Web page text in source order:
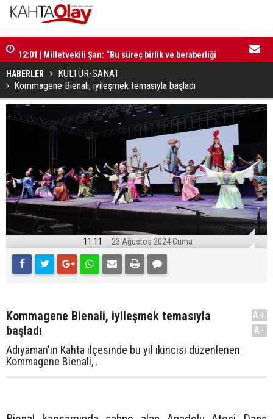
12:01 | Milletvekili Şan: “Bu süreç birlik ve beraberliği
güçlendirecektir”
11:59 |
HABERLER
KÜLTÜR-SANAT
Kommagene Bienali, iyileşmek temasıyla başladı
11:11 23 Ağustos 2024 Cuma
Kommagene Bienali, iyileşmek temasıyla
başladı
Adıyaman'ın Kahta ilçesinde bu yıl ikincisi düzenlenen
Kommagene Bienali, .
A+
A-